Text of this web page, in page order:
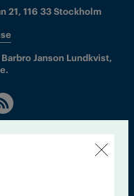
21, 116 33 Stockholm
Janson Lundkvist,